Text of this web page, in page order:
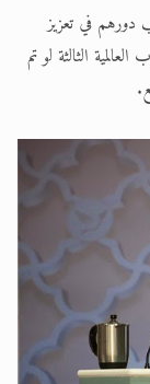
دورهم في تعزيز
الثالثة لو تم